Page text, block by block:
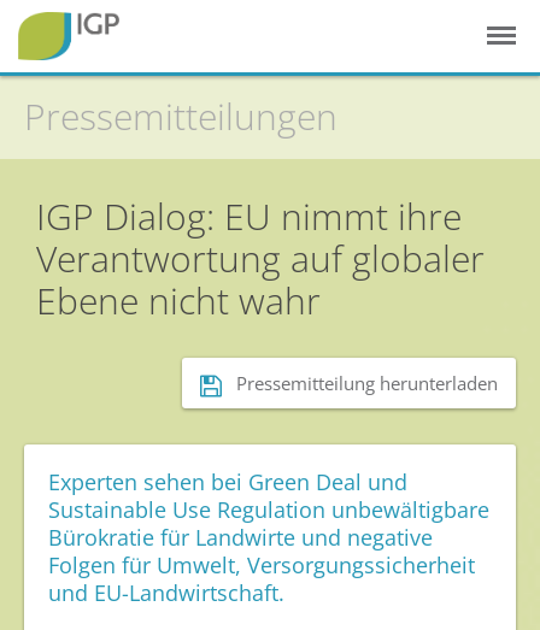
Startseite
In Haus & Garten
Geschichte des Pflanzenschutzes
Forschung & Entwicklung
Umweltschutz
Pressemitteilungen
IGP Dialog: EU nimmt ihre
Verantwortung auf globaler
Ebene nicht wahr
Pressemitteilung herunterladen
Experten sehen bei Green Deal und
Sustainable Use Regulation unbewältigbare
Bürokratie für Landwirte und negative
Folgen für Umwelt, Versorgungssicherheit
und EU-Landwirtschaft.